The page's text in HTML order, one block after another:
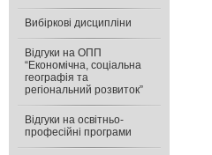
Вибіркові дисципліни
Відгуки на ОПП
“Економічна, соціальна
географія та
регіональний розвиток”
Відгуки на освітньо-
професійні програми